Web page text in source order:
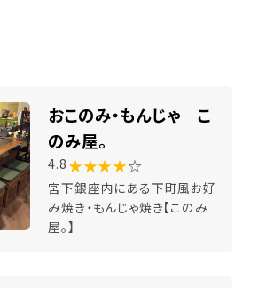
おこのみ・もんじゃ こ
のみ屋。
4.8 ★★★★☆
宮下銀座内にある下町風お好
み焼き・もんじゃ焼き【このみ
屋。】